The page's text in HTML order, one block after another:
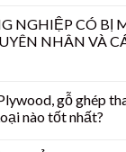
NGHIỆP CÓ BỊ
NHÂN VÀ
gỗ ghép
nào tốt nhất?